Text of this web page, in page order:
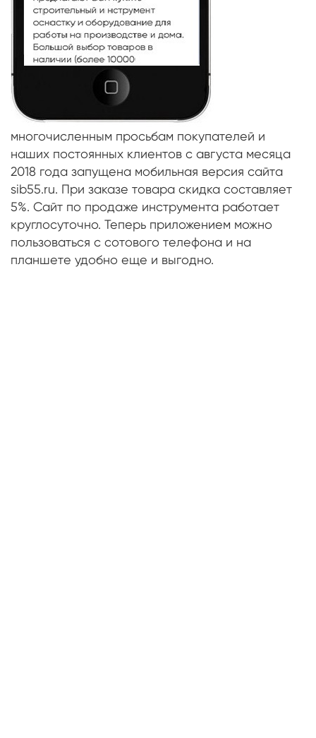
многочисленным просьбам покупателей и
наших постоянных клиентов с августа месяца
2018 года запущена мобильная версия сайта
sib55.ru. При заказе товара скидка составляет
5%. Сайт по продаже инструмента работает
круглосуточно. Теперь приложением можно
пользоваться с сотового телефона и на
планшете удобно еще и выгодно.